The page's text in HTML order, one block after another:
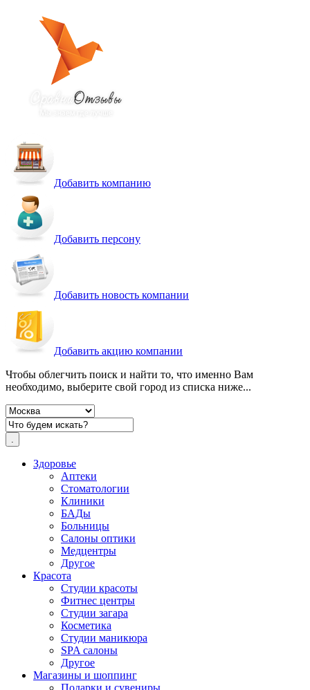
Добавить компанию
Добавить персону
Добавить новость компании
Добавить акцию компании
Чтобы облегчить поиск и найти то, что именно Вам
необходимо, выберите свой город из списка ниже...
Здоровье
Аптеки
Стоматологии
Клиники
БАДы
Больницы
Салоны оптики
Медцентры
Другое
Красота
Студии красоты
Фитнес центры
Студии загара
Косметика
Студии маникюра
SPA салоны
Другое
Магазины и шоппинг
Подарки и сувениры